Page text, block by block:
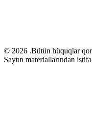
© 2026 .Bütün hüquqlar
Saytın materiallarından